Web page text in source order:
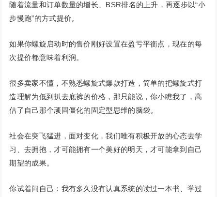
随着流量和订单数量的增长、BSR排名的上升，再逐步以“小
步慢跑”的方式提价。
如果你螺旋启动时的售价刚好设置在盈亏平衡点，现在的每
次提价都意味着利润。
很多卖家不懂，不熟悉螺旋式爆款打造，简单的把螺旋式打
造理解为低到扒去底裤的价格，那只能说，你小瞧我了，高
估了自己那个顽固僵化的固定型思维的脑袋。
社会在突飞猛进，面对变化，我们唯有积极开放的心态去学
习、去拥抱，才可能拥有一个美好的明天，才可能拿到自己
期望的成果。
你试着问自己：我有多久没有认真系统的读过一本书、学过